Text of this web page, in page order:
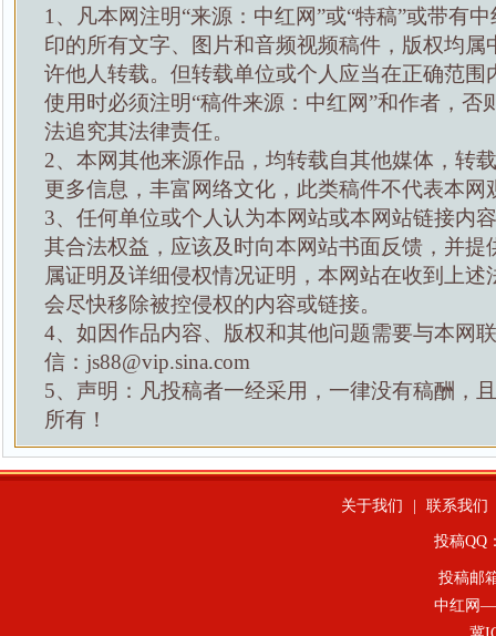
1、凡本网注明“来源：中红网”或“特稿”或带有
印的所有文字、图片和音频视频稿件，版权均属
许他人转载。但转载单位或个人应当在正确范围
使用时必须注明“稿件来源：中红网”和作者，否
法追究其法律责任。
2、本网其他来源作品，均转载自其他媒体，转
更多信息，丰富网络文化，此类稿件不代表本网
3、任何单位或个人认为本网站或本网站链接内
其合法权益，应该及时向本网站书面反馈，并提
属证明及详细侵权情况证明，本网站在收到上述
会尽快移除被控侵权的内容或链接。
4、如因作品内容、版权和其他问题需要与本网
信：js88@vip.sina.com
5、声明：凡投稿者一经采用，一律没有稿酬，
所有！
关于我们 联系我们
投稿QQ
投稿邮
中红网—